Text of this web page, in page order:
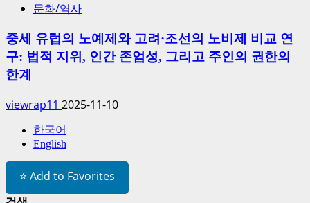
문화/역사
중세 유럽의 노예제와 고려·조선의 노비제 비교 연
구: 법적 지위, 인간 존엄성, 그리고 주인의 권한의
한계
viewrap11 2025-11-10
한국어
English
⭐ Add to Favorites